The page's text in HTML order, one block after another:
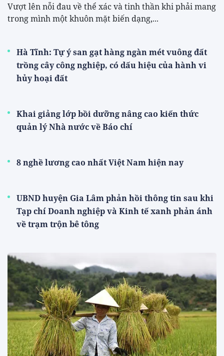
Vượt lên nỗi đau về thể xác và tinh thần khi phải mang
trong mình một khuôn mặt biến dạng,...
Hà Tĩnh: Tự ý san gạt hàng ngàn mét vuông đất
trồng cây công nghiệp, có dấu hiệu của hành vi
hủy hoại đất
Khai giảng lớp bồi dưỡng nâng cao kiến thức
quản lý Nhà nước về Báo chí
8 nghề lương cao nhất Việt Nam hiện nay
UBND huyện Gia Lâm phản hồi thông tin sau khi
Tạp chí Doanh nghiệp và Kinh tế xanh phản ánh
về trạm trộn bê tông